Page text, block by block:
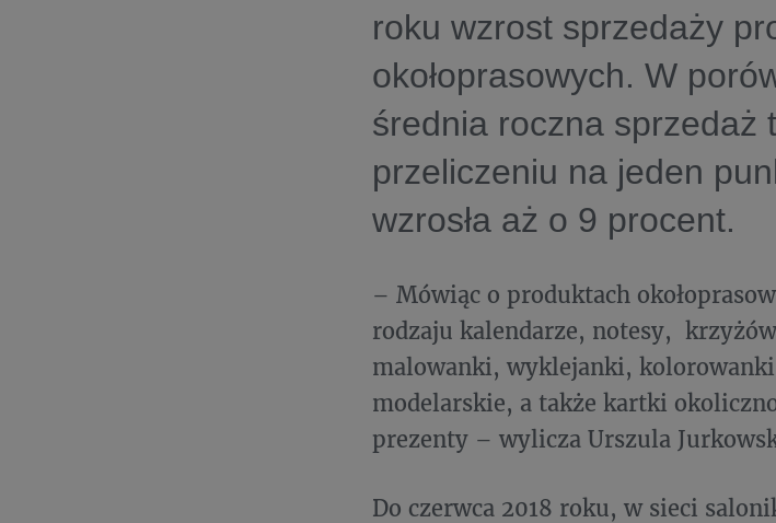
roku wzrost sprzedaży
okołoprasowych. W
średnia roczna sprzedaż
przeliczeniu na jeden
wzrosła aż o 9 procent.
– Mówiąc o produktach
rodzaju kalendarze, notesy,
malowanki, wyklejanki,
modelarskie, a także kartki
prezenty – wylicza Urszula
Do czerwca 2018 roku, w sieci